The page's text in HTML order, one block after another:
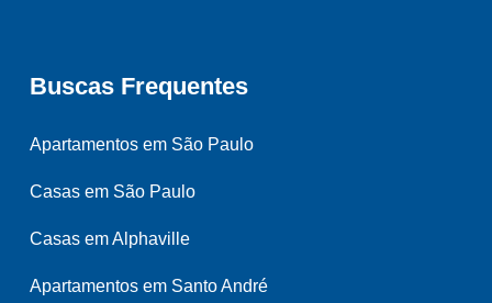
Buscas Frequentes
Apartamentos em São Paulo
Casas em São Paulo
Casas em Alphaville
Apartamentos em Santo André